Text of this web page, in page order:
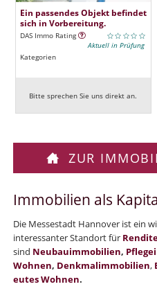
Ein passendes Objekt befindet
sich in Vorbereitung.
DAS Immo Rating
Aktuell in Prüfung
Kategorien
Bitte sprechen Sie uns direkt an.
ZUR
Immobilien als
Die Messestadt Hannover ist ein
interessanter Standort für
sind Neubauimmobilien,
Wohnen, Denkmalimmobilien,
eutes Wohnen.